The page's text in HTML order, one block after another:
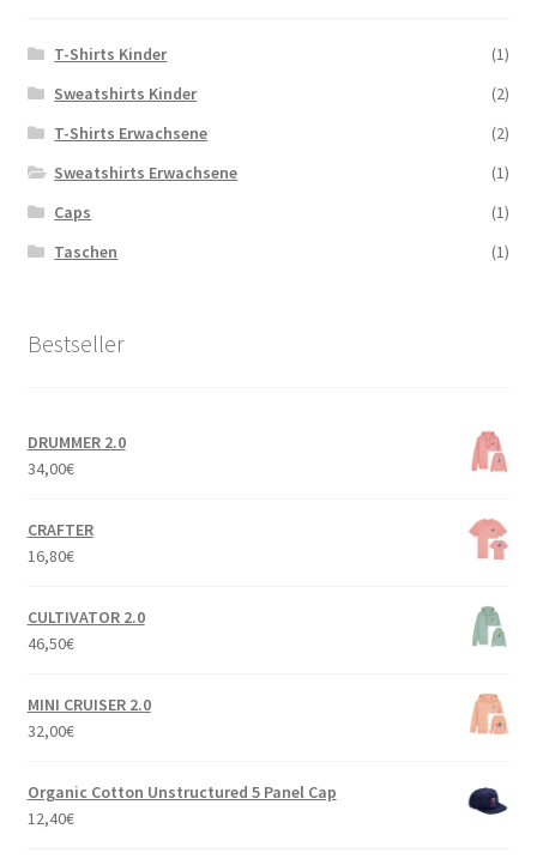
T-Shirts Kinder
(1)
Sweatshirts Kinder
(2)
T-Shirts Erwachsene
(2)
Sweatshirts Erwachsene
(1)
Caps
(1)
Taschen
(1)
Bestseller
DRUMMER 2.0
34,00€
CRAFTER
16,80€
CULTIVATOR 2.0
46,50€
MINI CRUISER 2.0
32,00€
Organic Cotton Unstructured 5 Panel Cap
12,40€